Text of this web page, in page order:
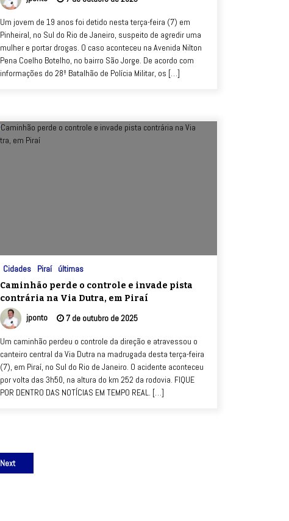
Um jovem de 19 anos foi detido nesta terça-feira (7) em
Pinheiral, no Sul do Rio de Janeiro, suspeito de agredir uma
mulher e portar drogas. O caso aconteceu na Avenida Nilton
Pena Coelho Botelho, no bairro São Jorge. De acordo com
informações do 28º Batalhão de Polícia Militar, os […]
Cidades Piraí últimas
Caminhão perde o controle e invade pista
contrária na Via Dutra, em Piraí
jponto 7 de outubro de 2025
Um caminhão perdeu o controle da direção e atravessou o
canteiro central da Via Dutra na madrugada desta terça-feira
(7), em Piraí, no Sul do Rio de Janeiro. O acidente aconteceu
por volta das 3h50, na altura do km 252 da rodovia. FIQUE
POR DENTRO DAS NOTÍCIAS EM TEMPO REAL. […]
Next